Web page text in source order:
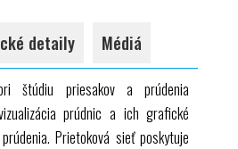
na opornej stene
vody v priebehu času v rôznych
na konštrukcie
detaily Médiá
štúdiu priesakov a prúdenia
prúdnic a ich grafické
Prietoková sieť poskytuje